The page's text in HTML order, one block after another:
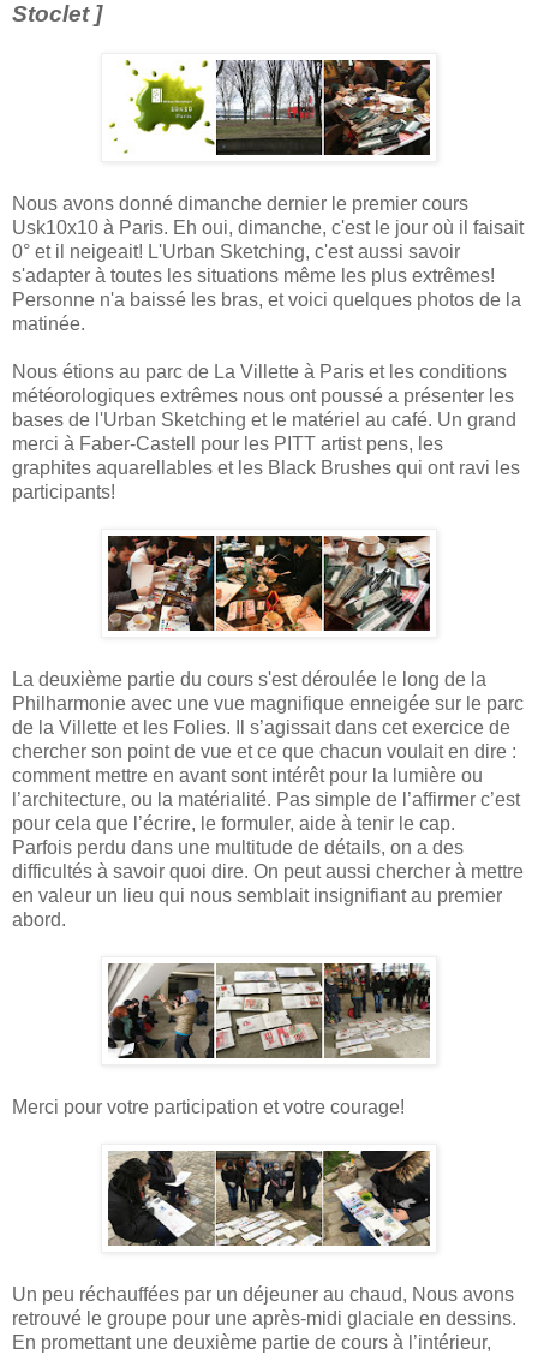
Stoclet ]
Nous avons donné dimanche dernier le premier cours
Usk10x10 à Paris. Eh oui, dimanche, c'est le jour où il faisait
0° et il neigeait! L'Urban Sketching, c'est aussi savoir
s'adapter à toutes les situations même les plus extrêmes!
Personne n'a baissé les bras, et voici quelques photos de la
matinée.
Nous étions au parc de La Villette à Paris et les conditions
météorologiques extrêmes nous ont poussé a présenter les
bases de l'Urban Sketching et le matériel au café. Un grand
merci à Faber-Castell pour les PITT artist pens, les
graphites aquarellables et les Black Brushes qui ont ravi les
participants!
La deuxième partie du cours s'est déroulée le long de la
Philharmonie avec une vue magnifique enneigée sur le parc
de la Villette et les Folies. Il s’agissait dans cet exercice de
chercher son point de vue et ce que chacun voulait en dire :
comment mettre en avant sont intérêt pour la lumière ou
l’architecture, ou la matérialité. Pas simple de l’affirmer c’est
pour cela que l’écrire, le formuler, aide à tenir le cap.
Parfois perdu dans une multitude de détails, on a des
difficultés à savoir quoi dire. On peut aussi chercher à mettre
en valeur un lieu qui nous semblait insignifiant au premier
abord.
Merci pour votre participation et votre courage!
Un peu réchauffées par un déjeuner au chaud, Nous avons
retrouvé le groupe pour une après-midi glaciale en dessins.
En promettant une deuxième partie de cours à l’intérieur,